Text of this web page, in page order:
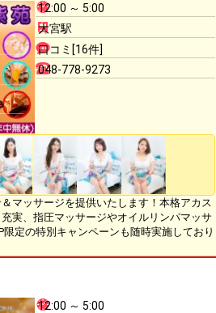
12:00 ～ 5:00
大宮駅
口コミ[16件]
048-778-9273
マッサージを提供いたします！本格アカス
実、指圧マッサージやオイルリンパマッサ
定の特別キャンペーンも随時実施しており
12:00 ～ 5:00